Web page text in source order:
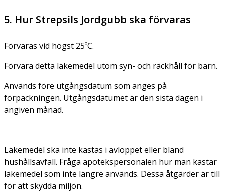
5. Hur Strepsils Jordgubb ska förvaras
Förvaras vid högst 25ºC.
Förvara detta läkemedel utom syn- och räckhåll för barn.
Används före utgångsdatum som anges på
förpackningen. Utgångsdatumet är den sista dagen i
angiven månad.
Läkemedel ska inte kastas i avloppet eller bland
hushållsavfall. Fråga apotekspersonalen hur man kastar
läkemedel som inte längre används. Dessa åtgärder är till
för att skydda miljön.